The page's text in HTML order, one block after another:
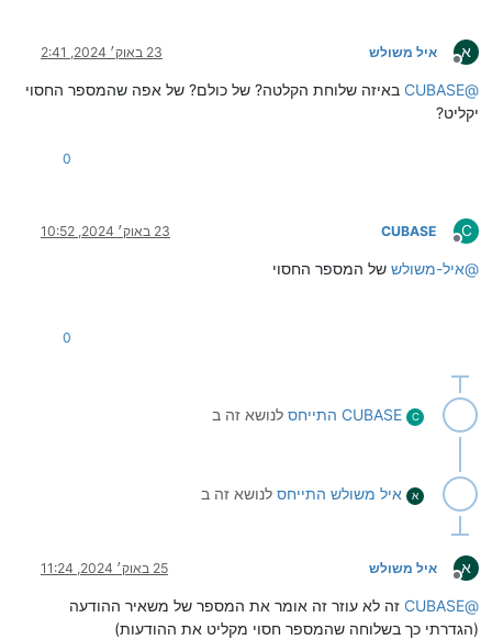
א
מנותק
איל משולש 23 באוק׳ 2024, 2:41
@
CUBASE באיזה שלוחת הקלטה? של כולם? של אפה שהמספר החסוי
יקליט?
0
C
מנותק
CUBASE 23 באוק׳ 2024, 10:52
@איל-משולש של המספר החסוי
0
C
CUBASE התייחס לנושא זה ב
א איל משולש התייחס לנושא זה ב
א
מנותק
איל משולש 25 באוק׳ 2024, 11:24
@
CUBASE זה לא עוזר זה אומר את המספר של משאיר ההודעה
(הגדרתי כך בשלוחה שהמספר חסוי מקליט את ההודעות)